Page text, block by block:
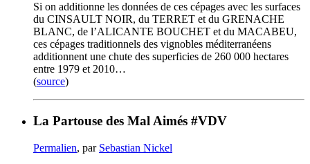
Si on additionne les données de ces cépages avec les surfaces
du CINSAULT NOIR, du TERRET et du GRENACHE
BLANC, de l’ALICANTE BOUCHET et du MACABEU,
ces cépages traditionnels des vignobles méditerranéens
additionnent une chute des superficies de 260 000 hectares
entre 1979 et 2010…
(source)
La Partouse des Mal Aimés #VDV
Permalien, par Sebastian Nickel